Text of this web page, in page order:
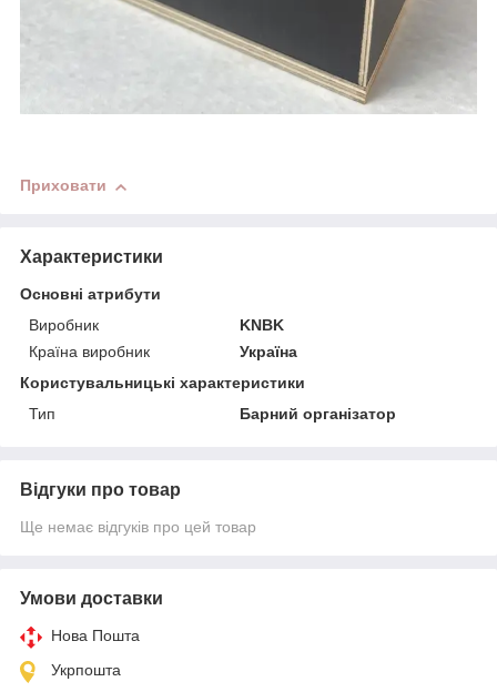
Приховати
Характеристики
Основні атрибути
Виробник
KNBK
Країна виробник
Україна
Користувальницькі характеристики
Тип
Барний організатор
Відгуки про товар
Ще немає відгуків про цей товар
Умови доставки
Нова Пошта
Укрпошта